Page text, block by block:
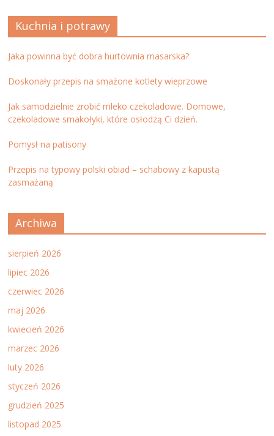
Kuchnia i potrawy
Jaka powinna być dobra hurtownia masarska?
Doskonały przepis na smażone kotlety wieprzowe
Jak samodzielnie zrobić mleko czekoladowe. Domowe,
czekoladowe smakołyki, które osłodzą Ci dzień.
Pomysł na patisony
Przepis na typowy polski obiad – schabowy z kapustą
zasmażaną
Archiwa
sierpień 2026
lipiec 2026
czerwiec 2026
maj 2026
kwiecień 2026
marzec 2026
luty 2026
styczeń 2026
grudzień 2025
listopad 2025